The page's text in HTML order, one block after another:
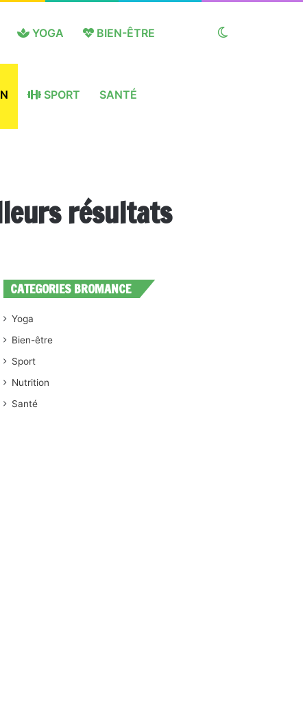
YOGA BIEN-ÊTRE
SPORT SANTÉ
résultats
CATEGORIES BROMANCE
Yoga
Bien-être
Sport
Nutrition
Santé